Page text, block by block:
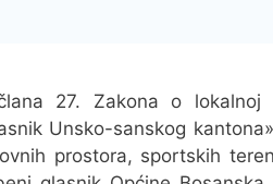
27. Zakona o lokalnoj
Unsko-sanskog
prostora, sportskih